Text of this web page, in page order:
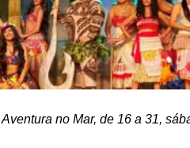
Aventura no Mar, de 16 a 31,